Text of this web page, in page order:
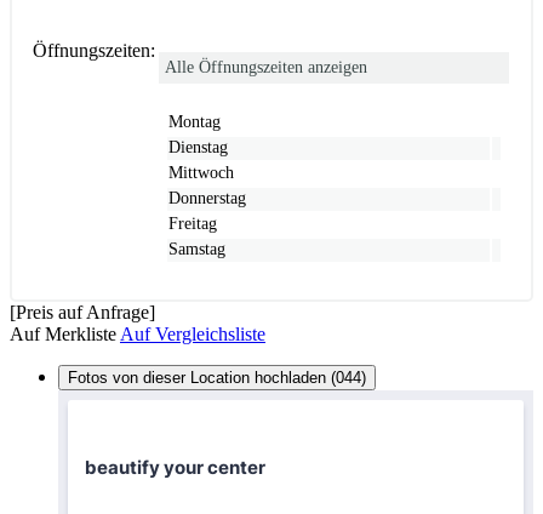
Öffnungszeiten:
Alle Öffnungszeiten anzeigen
Montag
Dienstag
Mittwoch
Donnerstag
Freitag
Samstag
[Preis auf Anfrage]
Auf Merkliste Auf Vergleichsliste
Fotos von dieser Location hochladen (044)